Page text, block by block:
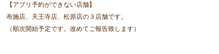
【アプリ予約ができない店舗】
布施店、天王寺店、松原店の３店舗です。
（順次開始予定です。改めてご報告致します）